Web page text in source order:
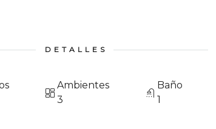
DETALLES
Ambientes
3
Baño
1